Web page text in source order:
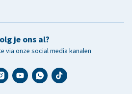
je ons al?
via onze social media kanalen